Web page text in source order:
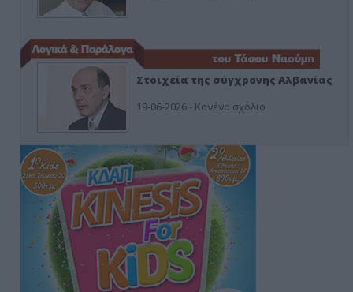
Στοιχεία της σύγχρονης Αλβανίας
19-06-2026 - Κανένα σχόλιο